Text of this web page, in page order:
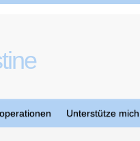
Unterstütze mich